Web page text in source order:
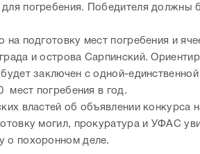
погребения. Победителя должны
на подготовку мест погребения и
и острова Сарпинский.
заключен с одной-единственной
мест погребения в год.
властей об объявлении конкурса
могил, прокуратура и УФАС
о похоронном деле.